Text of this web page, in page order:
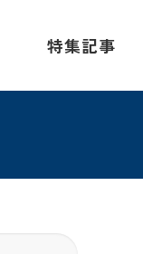
特集記事